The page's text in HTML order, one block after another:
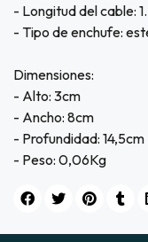
web
JUGAR
- Longitud del cable:
- Tipo de enchufe:
Dimensiones:
- Alto: 3cm
- Ancho: 8cm
- Profundidad: 14,5cm
- Peso: 0,06Kg